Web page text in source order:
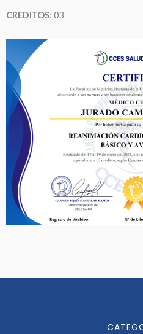
CREDITOS: 03